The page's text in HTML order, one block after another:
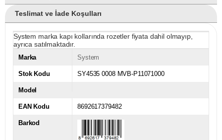
Teslimat ve İade Koşulları
System marka kapı kollarında rozetler fiyata dahil olmayıp,
ayrıca satılmaktadır.
Marka System
Stok Kodu SY4535 0008 MVB-P11071000
Model
EAN Kodu 8692617379482
Barkod